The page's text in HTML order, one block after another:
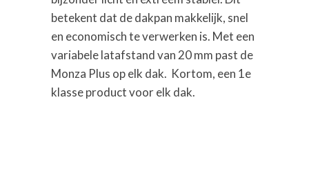
betekent dat de dakpan makkelijk, snel
en economisch te verwerken is. Met een
variabele latafstand van 20 mm past de
Monza Plus op elk dak. Kortom, een 1e
klasse product voor elk dak.